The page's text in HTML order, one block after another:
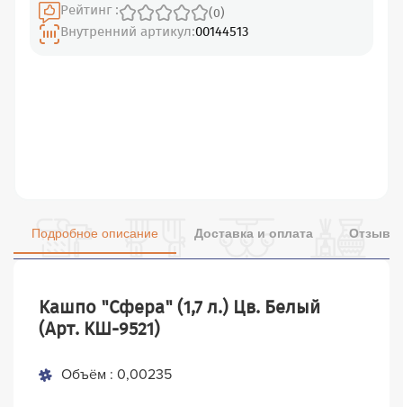
Рейтинг : (0)
Внутренний артикул:00144513
Подробное описание Доставка и оплата Отзывы
Кашпо "Сфера" (1,7 л.) Цв. Белый
(Арт. КШ-9521)
Объём : 0,00235